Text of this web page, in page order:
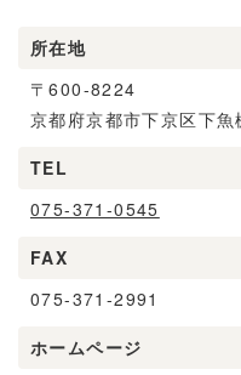
所在地
〒600-8224
京都府京都市下京区下
TEL
075-371-0545
FAX
075-371-2991
ホームページ